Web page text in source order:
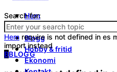
Hem
Tjänster
Blogg
Hobby & fritid
Ekonomi
Search for:
Hem require is not defined in es
import instead
BBLOGG